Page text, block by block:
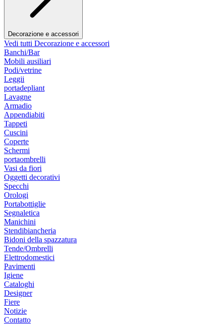
Decorazione e accessori
Vedi tutti Decorazione e accessori
Banchi/Bar
Mobili ausiliari
Podi/vetrine
Leggii
portadepliant
Lavagne
Armadio
Appendiabiti
Tappeti
Cuscini
Coperte
Schermi
portaombrelli
Vasi da fiori
Oggetti decorativi
Specchi
Orologi
Portabottiglie
Segnaletica
Manichini
Stendibiancheria
Bidoni della spazzatura
Tende/Ombrelli
Elettrodomestici
Pavimenti
Igiene
Cataloghi
Designer
Fiere
Notizie
Contatto